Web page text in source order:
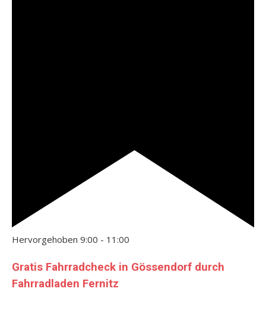
Hervorgehoben 9:00 - 11:00
Gratis Fahrradcheck in Gössendorf durch
Fahrradladen Fernitz